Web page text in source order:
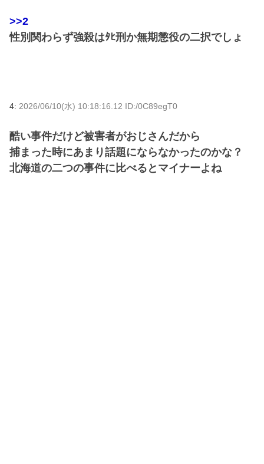
>>2
性別関わらず強殺はﾀﾋ刑か無期懲役の二択でしょ
4: 2026/06/10(水) 10:18:16.12 ID:/0C89egT0
酷い事件だけど被害者がおじさんだから
捕まった時にあまり話題にならなかったのかな？
北海道の二つの事件に比べるとマイナーよね